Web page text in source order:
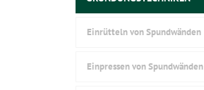
Einrütteln von Spundwänden
Einpressen von Spundwänden